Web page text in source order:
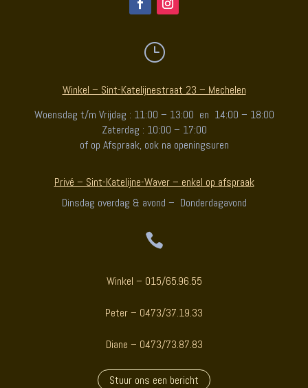
}
Winkel – Sint-Katelijnestraat 23 – Mechelen
Woensdag t/m Vrijdag : 11:00 – 13:00 en 14:00 – 18:00
Zaterdag : 10:00 – 17:00
of op Afspraak, ook na openingsuren
Privé – Sint-Katelijne-Waver – enkel op afspraak
Dinsdag overdag & avond – Donderdagavond

Winkel – 015/65.96.55
Peter – 0473/37.19.33
Diane – 0473/73.87.83
Stuur ons een bericht